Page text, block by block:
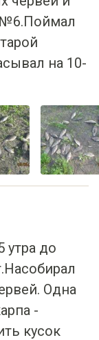
на 10-
утра до
Одна
-
кусок